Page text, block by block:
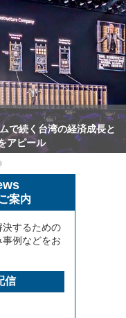
で続く台湾の経済成長と
アピール
案内
するための
例などをお
信